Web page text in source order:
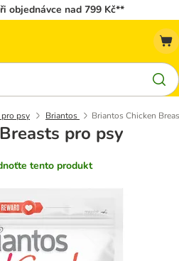
objednávce nad 799 Kč**
psy Briantos Briantos Chicken
pro psy
tento produkt